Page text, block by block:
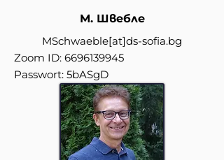
М. Швебле
MSchwaeble[at]ds-sofia.bg
Zoom ID: 6696139945
Passwort: 5bASgD